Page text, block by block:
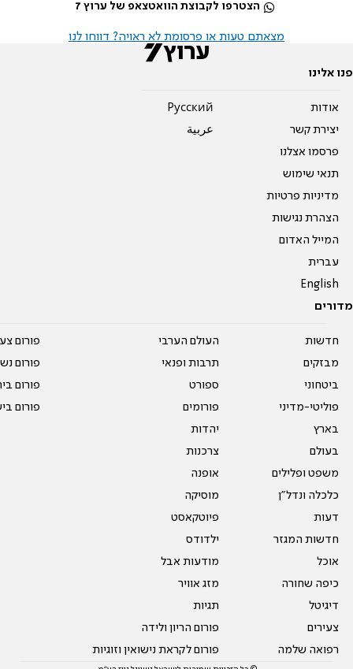
הצטרפו לקבוצת הוואטצאפ של ערוץ 7
מצאתם טעות או פרסומת לא ראויה? דווחו לנו
פנו אלינו
אודות
יצירת קשר
פרסמו אצלנו
תנאי שימוש
מדיניות פרטיות
הצהרת נגישות
המייל האדום
עברית
English
Pусский
عربية
מדורים
חדשות
מבזקים
ביטחוני
פוליטי-מדיני
בארץ
בעולם
משפט ופלילים
כלכלה ונדל"ן
דעות
חדשות המגזר
אוכל
כיפה שחורה
דיגיטל
צעירים
רפואה שלמה
העולם הערבי
תרבות ופנאי
ספורט
פורומים
יהדות
צרכנות
אופנה
מוסיקה
פיוטקאסט
ילדודס
מודעות אבל
מזג אוויר
תגיות
פורום הריון ולידה
פורום לקראת נישואין וזוגיות
פורום
פורום
פורום
פורום